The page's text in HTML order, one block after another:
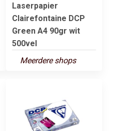
Laserpapier
Clairefontaine DCP
Green A4 90gr wit
500vel
Meerdere shops